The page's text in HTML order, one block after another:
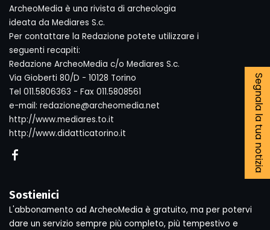
Segnala la tua notizia
ArcheoMedia è una rivista di archeologia
ideata da Mediares S.c.
Per contattare la Redazione potete utilizzare i
seguenti recapiti:
Redazione ArcheoMedia c/o Mediares S.c.
Via Gioberti 80/D - 10128 Torino
Tel 011.5806363 - Fax 011.5808561
e-mail: redazione@archeomedia.net
http://www.mediares.to.it
http://www.didatticatorino.it
Sostienici
L'abbonamento ad ArcheoMedia è gratuito, ma per potervi
dare un servizio sempre più completo, più tempestivo e